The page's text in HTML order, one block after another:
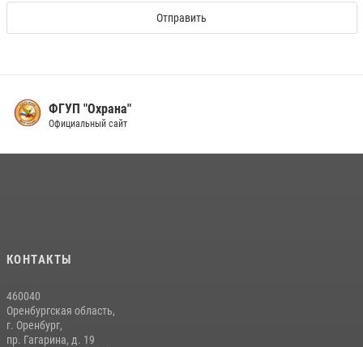
ФГУП "Охрана"
Официальный сайт
КОНТАКТЫ
460040
Оренбургская область,
г. Оренбург,
пр. Гагарина, д. 19